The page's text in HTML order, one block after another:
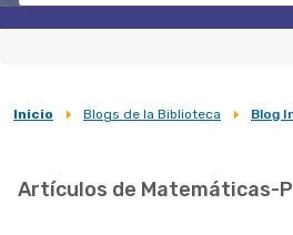
Sobrescribir
de
Inicio Blogs de la Biblioteca Blog
Artículos de Matemáticas-